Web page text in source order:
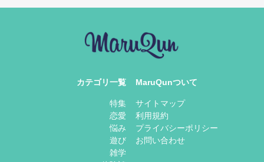
カテゴリ一覧
特集
恋愛
悩み
遊び
雑学
MaruQunついて​
サイトマップ​
利用規約
プライバシーポリシー
お問い合わせ